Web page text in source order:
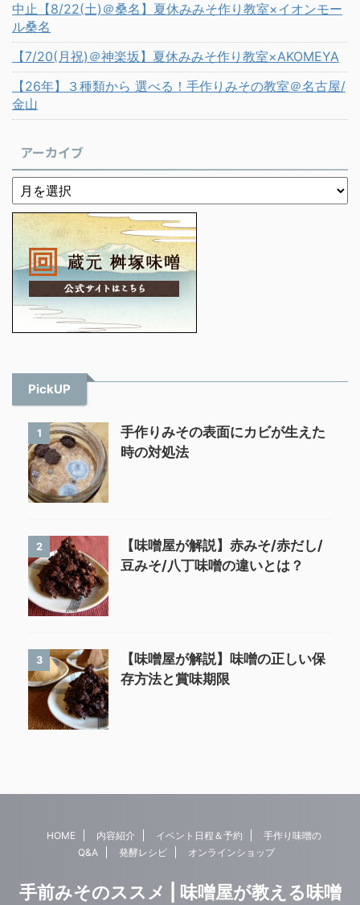
中止【8/22(土)＠桑名】夏休みみそ作り教室×イオンモー
ル桑名
【7/20(月祝)＠神楽坂】夏休みみそ作り教室×AKOMEYA
【26年】３種類から 選べる！手作りみその教室＠名古屋/
金山
アーカイブ
PickUP
1
手作りみその表面にカビが生えた
時の対処法
2
【味噌屋が解説】赤みそ/赤だし/
豆みそ/八丁味噌の違いとは？
3
【味噌屋が解説】味噌の正しい保
存方法と賞味期限
HOME 内容紹介 イベント日程＆予約
手作り味噌の
Q&A
発酵レシピ オンラインショップ
手前みそのススメ | 味噌屋が教える味噌